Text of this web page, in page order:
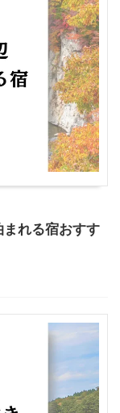
まれる宿おすす